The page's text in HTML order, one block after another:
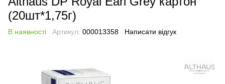
(20шт*1,75г)
В наявності Артикул: 000013358 Написати відгук